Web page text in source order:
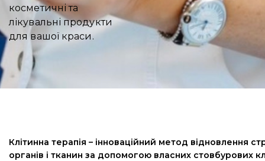
косметичні та
лікувальні продукти
для вашої краси.
Клітинна терапія – інноваційний метод відновлення
органів і тканин за допомогою власних стовбурових